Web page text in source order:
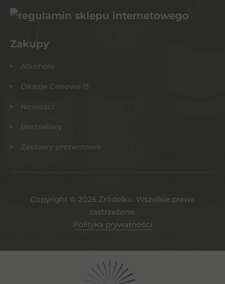
Zakupy
Alkohole
Okazje Cenowe !!!
Nowości
Bestsellery
Zestawy prezentowe
Copyright © 2026 Żródełko. Wszelkie prawa
zastrzeżone.
Polityka prywatności